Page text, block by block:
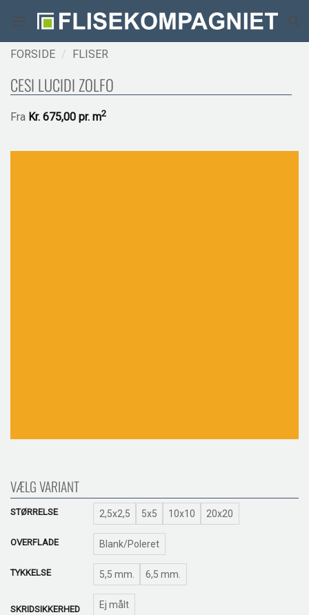
indhold
FORSIDE / FLISER
CESI LUCIDI ZOLFO
Fra Kr. 675,00 pr. m2
VÆLG VARIANT
STØRRELSE 2,5x2,5 5x5 10x10 20x20
OVERFLADE Blank/Poleret
TYKKELSE 5,5 mm. 6,5 mm.
SKRIDSIKKERHED Ej målt